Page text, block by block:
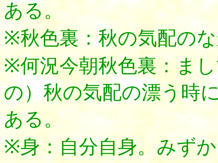
ある。
※秋色裏：秋の気配の
※何況今朝秋色裏：ま
の）秋の気配の漂う時
ある。
※身：自分自身。みず